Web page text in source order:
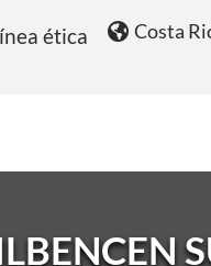
ética Costa